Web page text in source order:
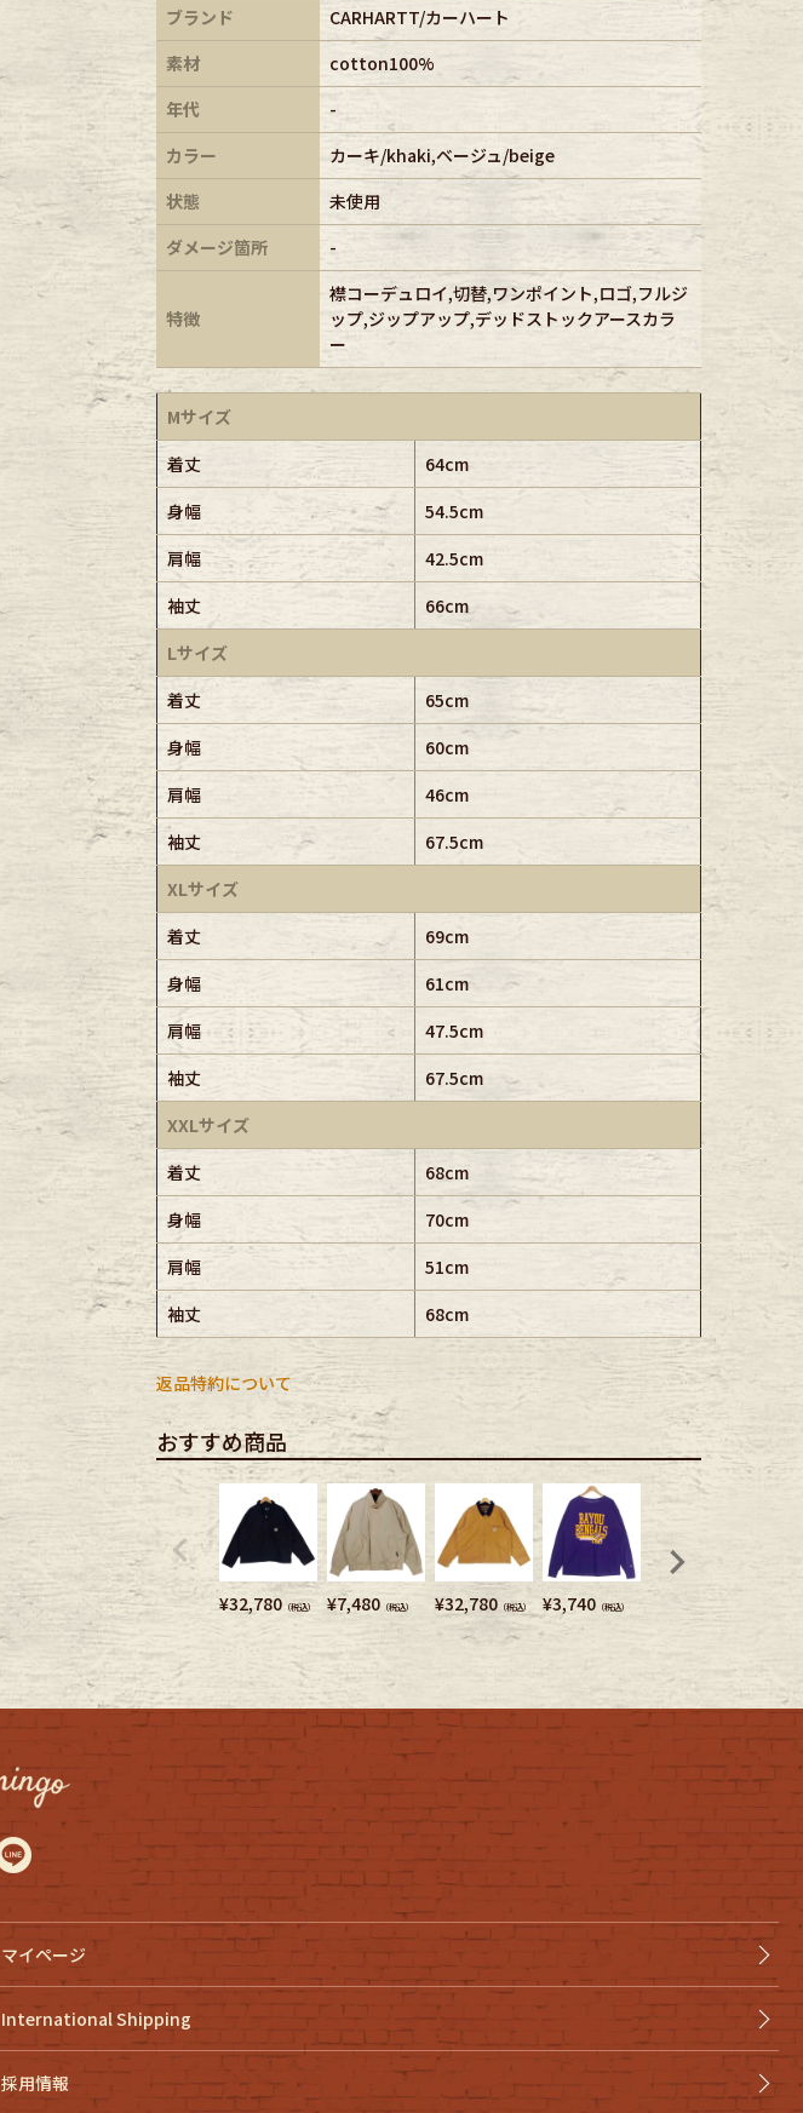
ブランド
CARHARTT/カーハート
素材
cotton100%
年代
-
カラー
カーキ/khaki,ベージュ/beige
状態
未使用
ダメージ箇所
-
特徴
襟コーデュロイ,切替,ワンポイント,ロゴ,フルジ
ップ,ジップアップ,デッドストックアースカラ
ー
Mサイズ
着丈
64cm
身幅
54.5cm
肩幅
42.5cm
袖丈
66cm
Lサイズ
着丈
65cm
身幅
60cm
肩幅
46cm
袖丈
67.5cm
XLサイズ
着丈
69cm
身幅
61cm
肩幅
47.5cm
袖丈
67.5cm
XXLサイズ
着丈
68cm
身幅
70cm
肩幅
51cm
袖丈
68cm
返品特約について
おすすめ商品
¥32,780（税込） ¥7,480（税込） ¥32,780（税込） ¥3,740（税込） 6,380
マイページ
International Shipping
採用情報